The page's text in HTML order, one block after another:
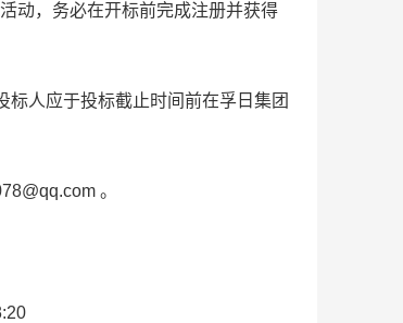
动，务必在开标前完成注册并获得
人应于投标截止时间前在孚日集团
。